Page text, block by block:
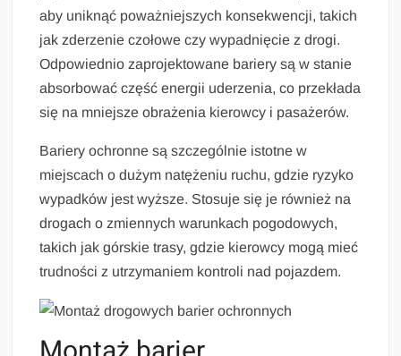
aby uniknąć poważniejszych konsekwencji, takich
jak zderzenie czołowe czy wypadnięcie z drogi.
Odpowiednio zaprojektowane bariery są w stanie
absorbować część energii uderzenia, co przekłada
się na mniejsze obrażenia kierowcy i pasażerów.
Bariery ochronne są szczególnie istotne w
miejscach o dużym natężeniu ruchu, gdzie ryzyko
wypadków jest wyższe. Stosuje się je również na
drogach o zmiennych warunkach pogodowych,
takich jak górskie trasy, gdzie kierowcy mogą mieć
trudności z utrzymaniem kontroli nad pojazdem.